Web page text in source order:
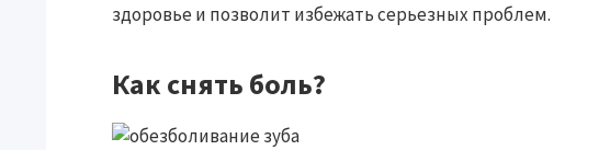
здоровье и позволит избежать серьезных проблем.
Как снять боль?